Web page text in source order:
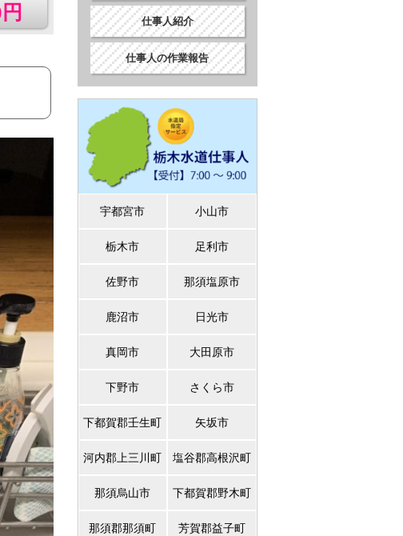
仕事人紹介
仕事人の作業報告
宇都宮市 小山市
栃木市 足利市
佐野市 那須塩原市
鹿沼市 日光市
真岡市 大田原市
下野市 さくら市
下都賀郡壬生町 矢坂市
河内郡上三川町 塩谷郡高根沢町
那須烏山市 下都賀郡野木町
那須郡那須町 芳賀郡益子町